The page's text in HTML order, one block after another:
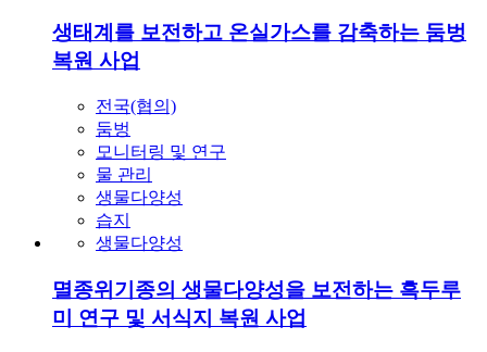
생태계를 보전하고 온실가스를 감축하는 둠벙
복원 사업
전국(협의)
둠벙
모니터링 및 연구
물 관리
생물다양성
습지
생물다양성
멸종위기종의 생물다양성을 보전하는 흑두루
미 연구 및 서식지 복원 사업